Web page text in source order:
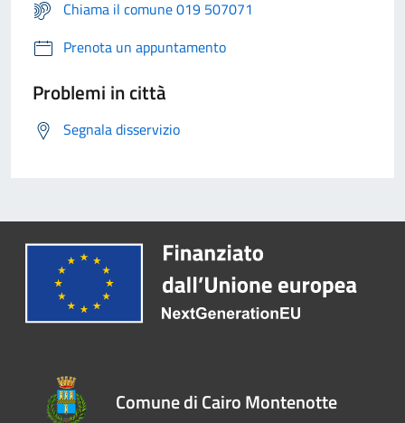
Chiama il comune 019 507071
Prenota un appuntamento
Problemi in città
Segnala disservizio
Comune di Cairo Montenotte